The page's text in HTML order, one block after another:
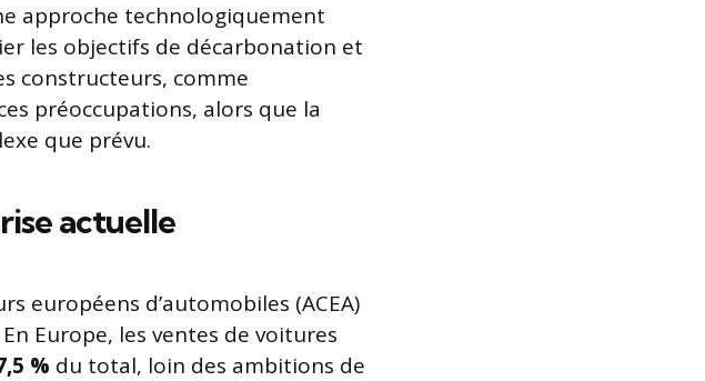
approche technologiquement
les objectifs de décarbonation et
constructeurs, comme
préoccupations, alors que la
que prévu.
actuelle
européens d’automobiles (ACEA)
Europe, les ventes de voitures
% du total, loin des ambitions de